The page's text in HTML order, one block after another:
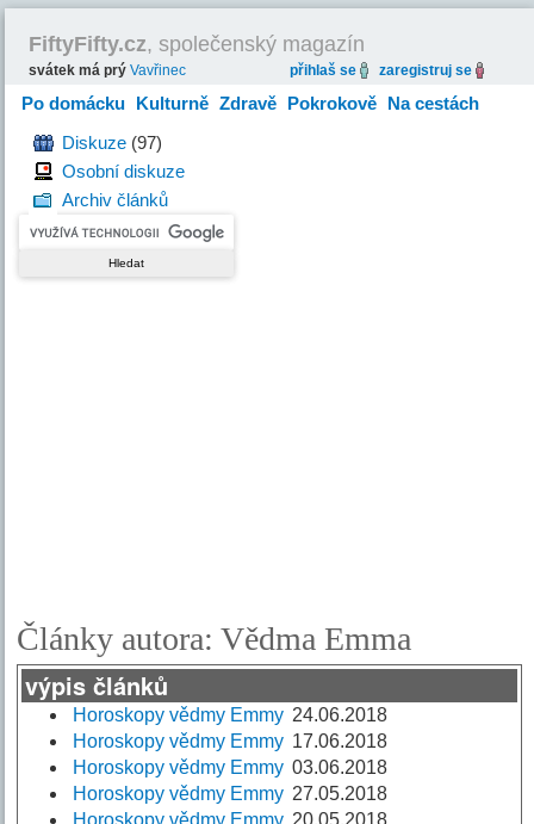
FiftyFifty.cz, společenský magazín
svátek má prýVavřinec přihlaš se zaregistruj se
Po domácku Kulturně Zdravě Pokrokově Na cestách
HravěDiskuze (97)
Osobní diskuze
Archiv článků
Články autora: Vědma Emma
výpis článků
Horoskopy vědmy Emmy 24.06.2018
Horoskopy vědmy Emmy 17.06.2018
Horoskopy vědmy Emmy 03.06.2018
Horoskopy vědmy Emmy 27.05.2018
Horoskopy vědmy Emmy 20.05.2018